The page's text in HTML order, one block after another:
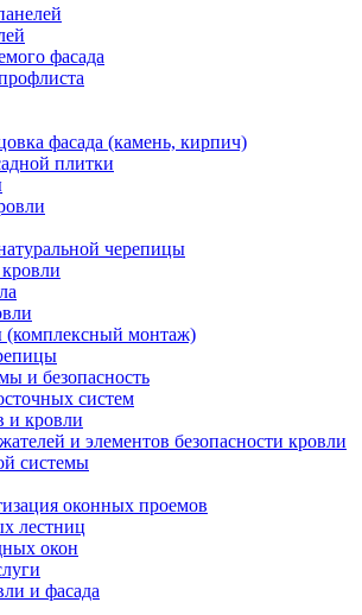
фасада
фасада (камень, кирпич)
плитки
черепицы
(комплексный монтаж)
и безопасность
систем
и кровли
и элементов безопасности кровли
системы
оконных проемов
лестниц
окон
и фасада